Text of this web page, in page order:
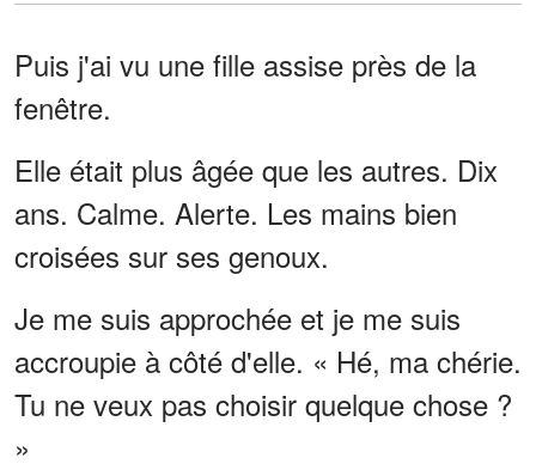
Puis j'ai vu une fille assise près de la
fenêtre.
Elle était plus âgée que les autres. Dix
ans. Calme. Alerte. Les mains bien
croisées sur ses genoux.
Je me suis approchée et je me suis
accroupie à côté d'elle. « Hé, ma chérie.
Tu ne veux pas choisir quelque chose ?
»